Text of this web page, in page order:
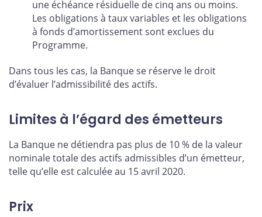
une échéance résiduelle de cinq ans ou moins.
Les obligations à taux variables et les obligations
à fonds d’amortissement sont exclues du
Programme.
Dans tous les cas, la Banque se réserve le droit
d’évaluer l’admissibilité des actifs.
Limites à l’égard des émetteurs
La Banque ne détiendra pas plus de 10 % de la valeur
nominale totale des actifs admissibles d’un émetteur,
telle qu’elle est calculée au 15 avril 2020.
Prix